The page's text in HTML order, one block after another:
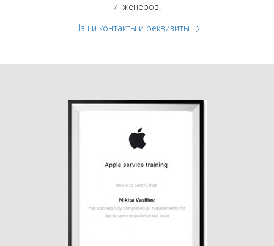
инженеров.
Наши контакты и реквизиты